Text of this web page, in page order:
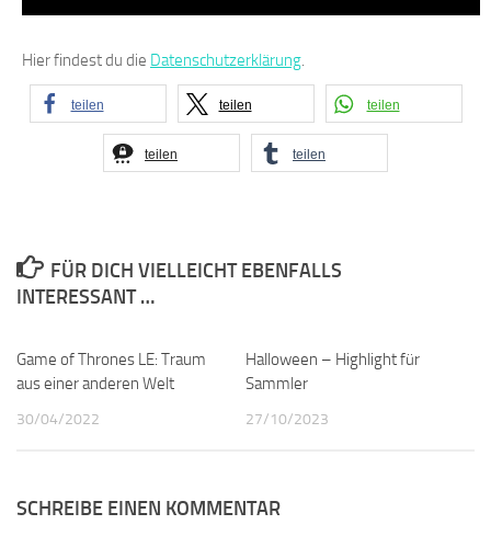
Hier findest du die Datenschutzerklärung.
teilen teilen teilen
teilen teilen
FÜR DICH VIELLEICHT EBENFALLS
INTERESSANT …
Game of Thrones LE: Traum
aus einer anderen Welt
30/04/2022
Halloween – Highlight für
Sammler
27/10/2023
SCHREIBE EINEN KOMMENTAR